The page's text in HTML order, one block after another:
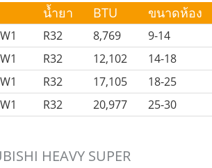
น้ำยา BTU ขนาดห้อง
R32 8,769
9-14
R32 12,102
14-18
R32 17,105
18-25
R32 20,977 25-30
HEAVY SUPER